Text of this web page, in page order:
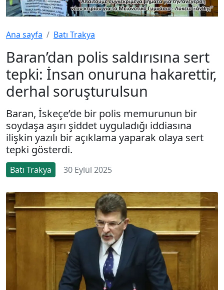
Ana sayfa Batı Trakya
Baran’dan polis saldırısına sert
tepki: İnsan onuruna hakarettir,
derhal soruşturulsun
Baran, İskeçe’de bir polis memurunun bir
soydaşa aşırı şiddet uyguladığı iddiasına
ilişkin yazılı bir açıklama yaparak olaya sert
tepki gösterdi.
Batı Trakya 30 Eylül 2025